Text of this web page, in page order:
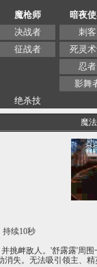
魔枪师
决战者
征战者
暗夜
刺客
死灵
忍者
影舞
绝杀技
魔
持续10秒
并挑衅敌人。'舒露露'周
消失。无法吸引领主、